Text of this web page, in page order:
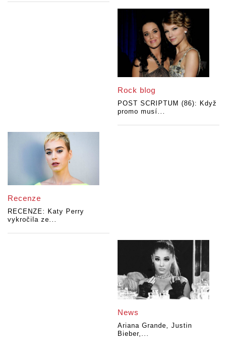
Rock blog
POST SCRIPTUM (86): Když
promo musí...
Recenze
RECENZE: Katy Perry
vykročila ze...
News
Ariana Grande, Justin
Bieber,...